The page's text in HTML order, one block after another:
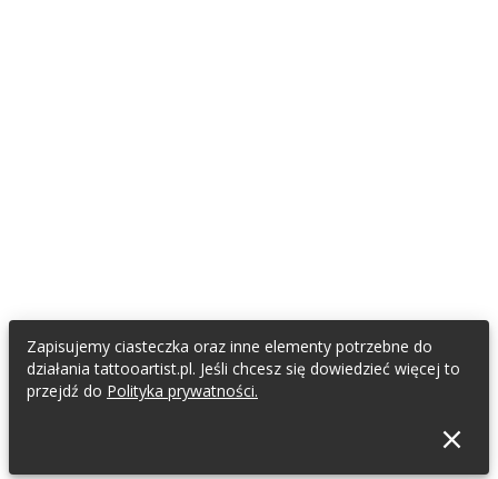
Zapisujemy ciasteczka oraz inne elementy potrzebne do
działania tattooartist.pl. Jeśli chcesz się dowiedzieć więcej to
przejdź do Polityka prywatności.